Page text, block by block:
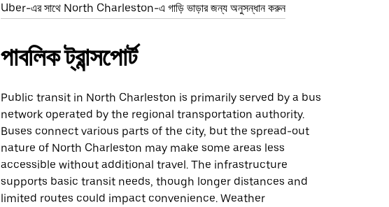
Uber-এর সাথে North Charleston-এ গাড়ি ভাড়ার জন্য অনুসন্ধান করুন
পাবলিক ট্রান্সপোর্ট
Public transit in North Charleston is primarily served by a bus
network operated by the regional transportation authority.
Buses connect various parts of the city, but the spread-out
nature of North Charleston may make some areas less
accessible without additional travel. The infrastructure
supports basic transit needs, though longer distances and
limited routes could impact convenience. Weather